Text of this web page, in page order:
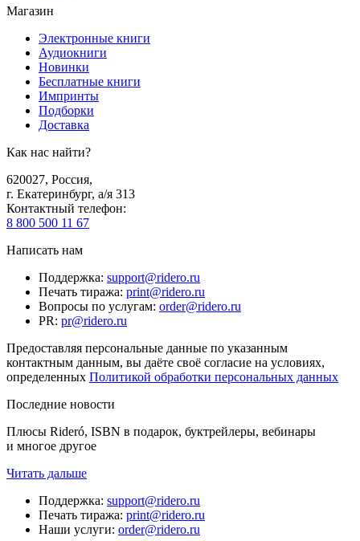
Магазин
Электронные книги
Аудиокниги
Новинки
Бесплатные книги
Импринты
Подборки
Доставка
Как нас найти?
620027, Россия,
г. Екатеринбург, а/я 313
Контактный телефон:
8 800 500 11 67
Написать нам
Поддержка: support@ridero.ru
Печать тиража: print@ridero.ru
Вопросы по услугам: order@ridero.ru
PR: pr@ridero.ru
Предоставляя персональные данные по указанным
контактным данным, вы даёте своё согласие на условиях,
определенных Политикой обработки персональных данных
Последние новости
Плюсы Rideró, ISBN в подарок, буктрейлеры, вебинары
и многое другое
Читать дальше
Поддержка: support@ridero.ru
Печать тиража: print@ridero.ru
Наши услуги: order@ridero.ru